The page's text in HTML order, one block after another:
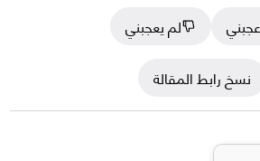
لم يعجبني
نسخ رابط المقالة